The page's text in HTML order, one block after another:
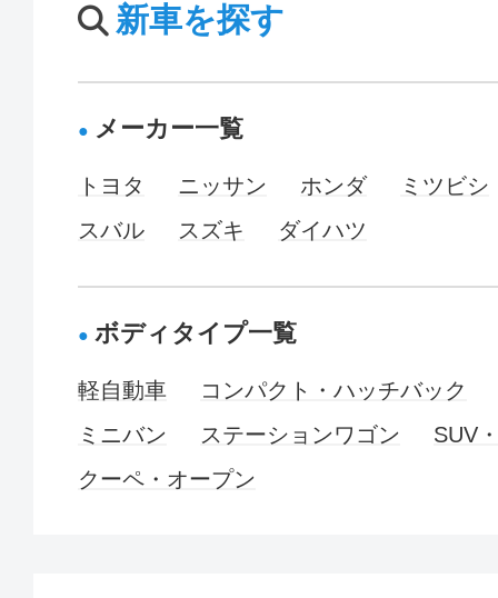
新車を探す
メーカー一覧
トヨタ ニッサン ホンダ
ミツビシ
スバル
スズキ ダイハツ
ボディタイプ一覧
軽自動車
コンパクト・ハッチバック
ミニバン
ステーションワゴン
SUV
クーペ・オープン